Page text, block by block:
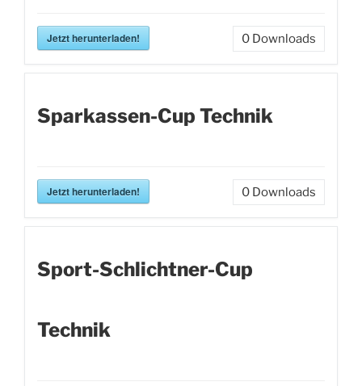
Jetzt herunterladen! 0 Downloads
Sparkassen-Cup Technik
Jetzt herunterladen! 0 Downloads
Sport-Schlichtner-Cup
Technik